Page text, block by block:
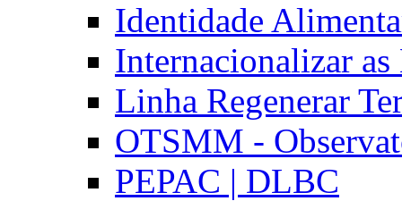
Identidade
Internacionalizar
Linha Regenerar
OTSMM -
PEPAC | DLBC